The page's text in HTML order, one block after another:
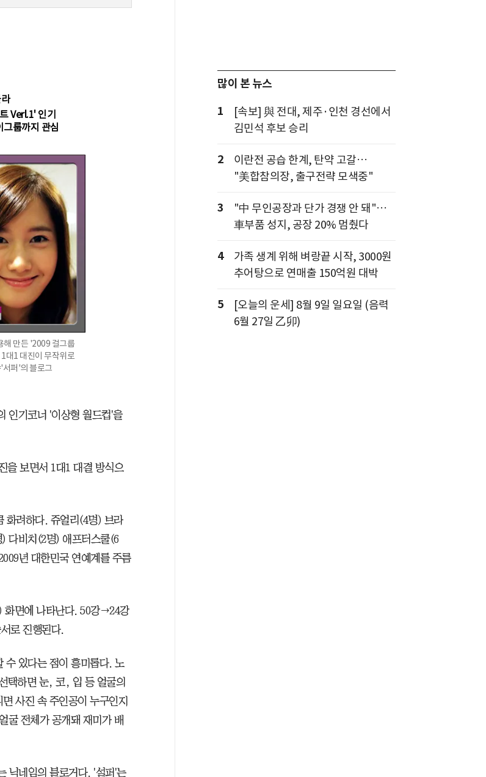
Verl.1' 인기
룹까지 관심
해 만든 '2009 걸그룹
대1 대진이 무작위로
서퍼'의 블로그
인기코너 '이상형 월드컵'을
을 보면서 1대1 대결 방식으
화려하다. 쥬얼리(4명) 브라
다비치(2명) 애프터스쿨(6
년 대한민국 연예계를 주름
화면에 나타난다. 50강→24강
로 진행된다.
있다는 점이 흥미롭다. 노
택하면 눈, 코, 입 등 얼굴의
사진 속 주인공이 누구인지
굴 전체가 공개돼 재미가 배
닉네임의 블로거다. '설퍼'는
많이 본 뉴스
1
[속보] 與 전대, 제주·인천 경선에서
김민석 후보 승리
2
이란전 공습 한계, 탄약 고갈…
"美합참의장, 출구전략 모색중"
3
"中 무인공장과 단가 경쟁 안 돼"…
車부품 성지, 공장 20% 멈췄다
4
가족 생계 위해 벼랑끝 시작, 3000원
추어탕으로 연매출 150억원 대박
5
[오늘의 운세] 8월 9일 일요일 (음력
6월 27일 乙卯)